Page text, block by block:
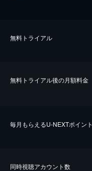
無料トライアル
無料トライアル後の⽉額料金
毎⽉もらえるU-NEXTポイント
同時視聴アカウント数